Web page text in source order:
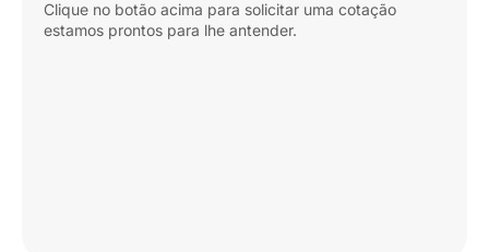
Clique no botão acima para solicitar uma cotação
estamos prontos para lhe antender.